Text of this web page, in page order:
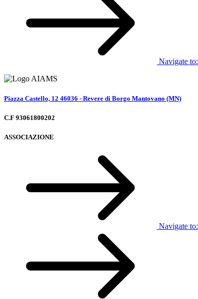
Navigate to:
Piazza Castello, 12 46036 - Revere di Borgo Mantovano (MN)
C.F 93061800202
ASSOCIAZIONE
Navigate to: